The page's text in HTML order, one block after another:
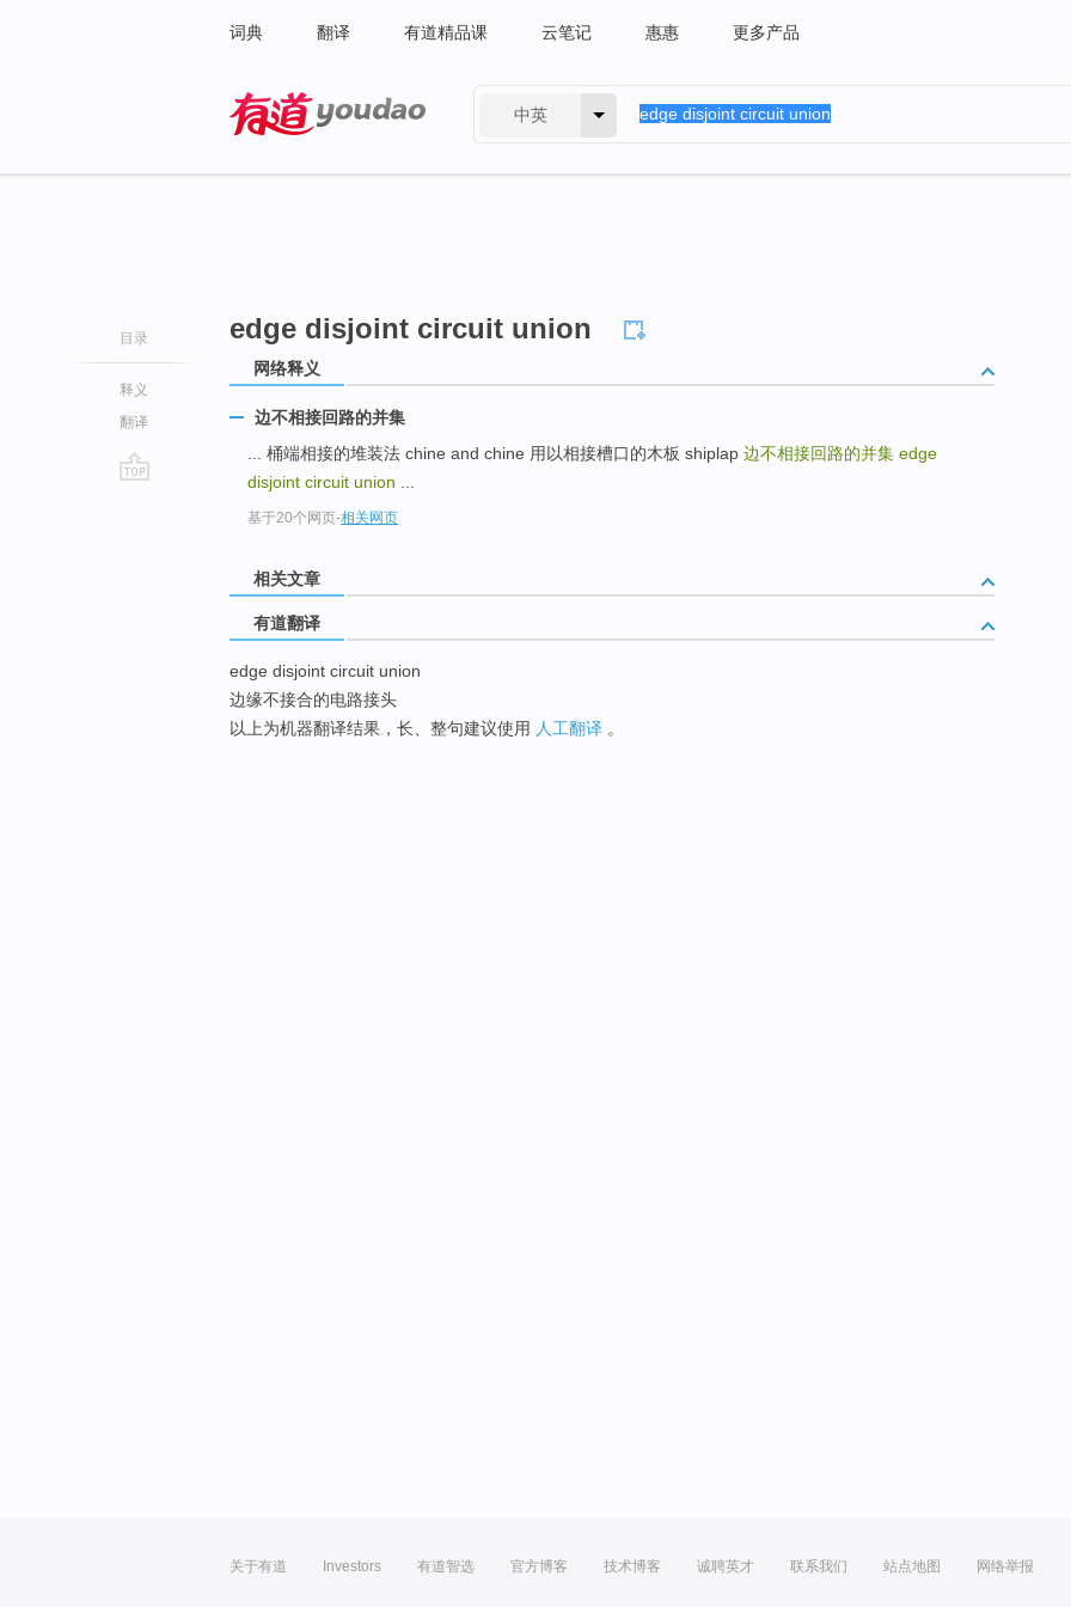
词典 翻译 有道精品课 云笔记 惠惠 更多产品
中英
目录
释义
翻译
edge disjoint circuit union
网络释义
边不相接回路的并集
... 桶端相接的堆装法 chine and chine 用以相接槽口的木板 shiplap 边不相接回路的并集 edge
disjoint circuit union
基于20个网页-相关网页
相关文章
有道翻译
edge disjoint circuit union
边缘不接合的电路接头
以上为机器翻译结果，长、整句建议使用 人工翻译 。
关于有道 Investors 有道智选 官方博客 技术博客 诚聘英才 联系我们 站点地图 网络举报